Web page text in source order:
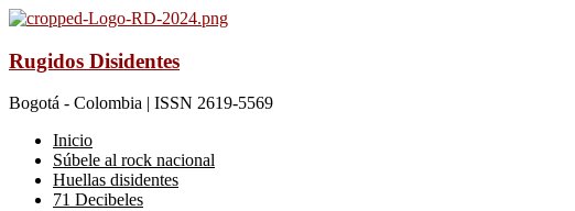
Rugidos Disidentes
Bogotá - Colombia | ISSN 2619-5569
Inicio
Súbele al rock nacional
Huellas disidentes
71 Decibeles